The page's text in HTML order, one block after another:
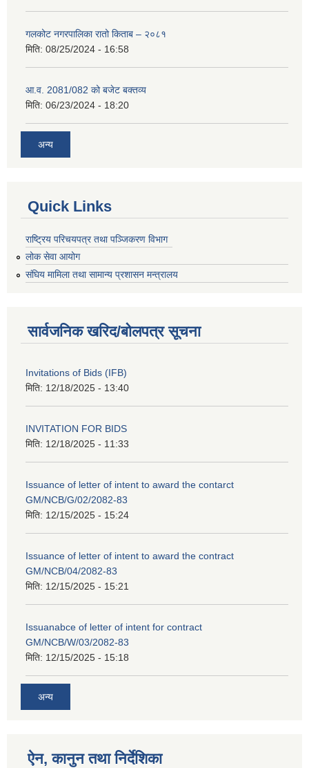
गलकोट नगरपालिका रातो किताब – २०८१
मिति: 08/25/2024 - 16:58
आ.व. 2081/082 को बजेट बक्तव्य
मिति: 06/23/2024 - 18:20
अन्य
Quick Links
राष्ट्रिय परिचयपत्र तथा पञ्जिकरण विभाग
लोक सेवा आयोग
संघिय मामिला तथा सामान्य प्रशासन मन्त्रालय
सार्वजनिक खरिद/बोलपत्र सूचना
Invitations of Bids (IFB)
मिति: 12/18/2025 - 13:40
INVITATION FOR BIDS
मिति: 12/18/2025 - 11:33
Issuance of letter of intent to award the contarct
GM/NCB/G/02/2082-83
मिति: 12/15/2025 - 15:24
Issuance of letter of intent to award the contract
GM/NCB/04/2082-83
मिति: 12/15/2025 - 15:21
Issuanabce of letter of intent for contract
GM/NCB/W/03/2082-83
मिति: 12/15/2025 - 15:18
अन्य
ऐन, कानुन तथा निर्देशिका